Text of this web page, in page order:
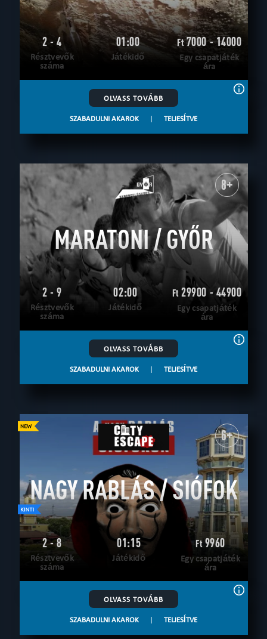
2 - 4
Résztvevők
száma
01:00
Játékidő
Ft7000 - 14000
Egy csapatjáték
ára
OLVASS TOVÁBB
SZABADULNI AKAROK | TELJESÍTVE
8+
MARATONI / GYŐR
2 - 9
Résztvevők
száma
02:00
Játékidő
Ft29900 - 44900
Egy csapatjáték
ára
OLVASS TOVÁBB
SZABADULNI AKAROK | TELJESÍTVE
6+
NAGY RABLÁS / SIÓFOK
2 - 8
Résztvevők
száma
01:15
Játékidő
Ft9960
Egy csapatjáték
ára
OLVASS TOVÁBB
SZABADULNI AKAROK | TELJESÍTVE